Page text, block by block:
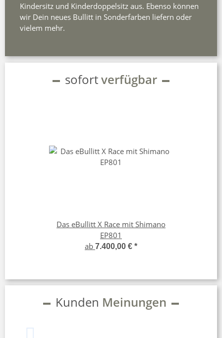
Kindersitz und Kinderdoppelsitz aus. Ebenso können
wir Dein neues Bullitt in Sonderfarben liefern oder
vielem mehr.
sofortverfügbar
Das eBullitt X Race mit Shimano
EP801
ab 7.400,00 € *
Kunden Meinungen